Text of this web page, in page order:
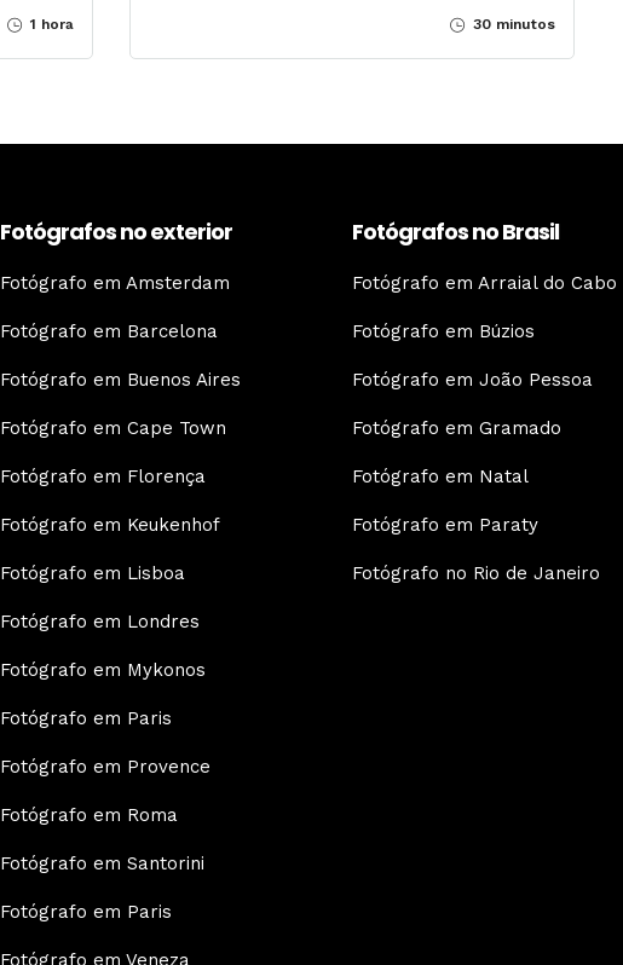
1 hora 30 minutos
Fotógrafos no exterior
Fotógrafo em Amsterdam
Fotógrafo em Barcelona
Fotógrafo em Buenos Aires
Fotógrafo em Cape Town
Fotógrafo em Florença
Fotógrafo em Keukenhof
Fotógrafo em Lisboa
Fotógrafo em Londres
Fotógrafo em Mykonos
Fotógrafo em Paris
Fotógrafo em Provence
Fotógrafo em Roma
Fotógrafo em Santorini
Fotógrafo em Paris
Fotógrafo em Veneza
Fotógrafos no Brasil
Fotógrafo em Arraial do Cabo
Fotógrafo em Búzios
Fotógrafo em João Pessoa
Fotógrafo em Gramado
Fotógrafo em Natal
Fotógrafo em Paraty
Fotógrafo no Rio de Janeiro